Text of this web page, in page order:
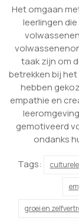
Het omgaan
leerlingen
taak zijn om
betrekken bij
hebben
empathie en
gemotiveerd
ondanks
Tags:
groei en